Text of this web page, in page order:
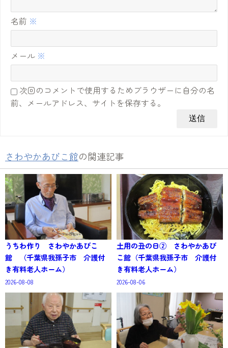
名前 ※
メール ※
次回のコメントで使用するためブラウザーに自分の名
前、メールアドレス、サイトを保存する。
さわやかあびこ館の関連記事
うちわ作り さわやかあびこ
館 （千葉県我孫子市 介護付
き有料老人ホーム）
2026-08-08
土用の丑の日② さわやかあび
こ館（千葉県我孫子市 介護付
き有料老人ホーム）
2026-08-06